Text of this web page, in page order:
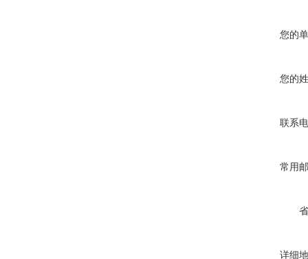
您的
您的
联系
常用
详细